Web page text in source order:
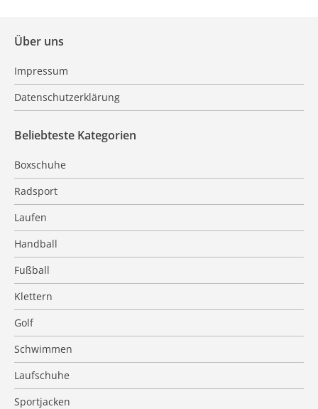
Über uns
Impressum
Datenschutzerklärung
Beliebteste Kategorien
Boxschuhe
Radsport
Laufen
Handball
Fußball
Klettern
Golf
Schwimmen
Laufschuhe
Sportjacken